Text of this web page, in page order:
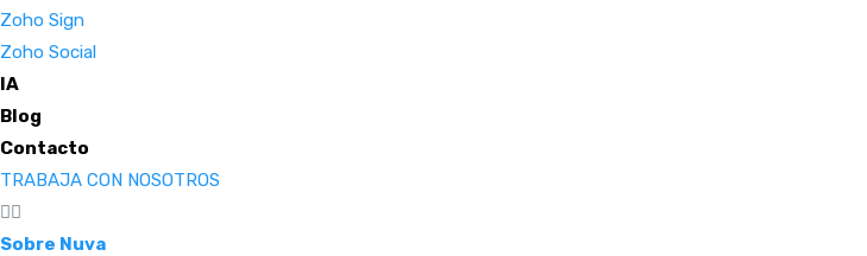
Zoho Sign
Zoho Social
IA
Blog
Contacto
TRABAJA CON NOSOTROS
Sobre Nuva